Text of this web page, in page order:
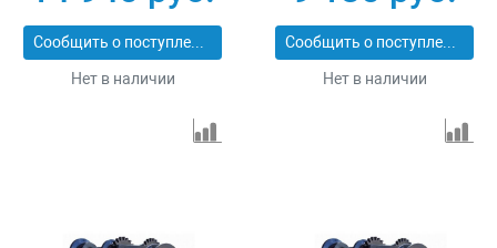
Сообщить о поступлении
Нет в наличии
Сообщить о поступлении
Нет в наличии